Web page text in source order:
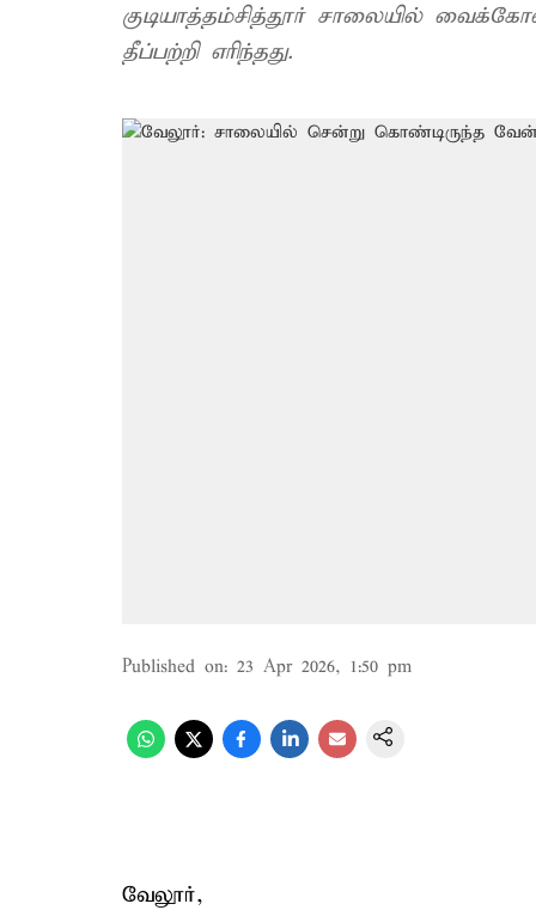
குடியாத்தம்–சித்தூர் சாலையில்
தீப்பற்றி எரிந்தது.
Published on: 23 Apr 2026, 1:50 pm
வேலூர்,